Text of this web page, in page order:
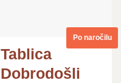
Po naročilu
Tablica
Dobrodošli